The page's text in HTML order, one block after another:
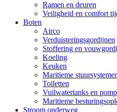
Ramen en deuren
Veiligheid en comfort
Boten
Airco
Verduisteringsgordijnen
Stoffering en
Koeling
Keuken
Maritieme
Toiletten
Vuilwatertanks en
Maritieme
Stroom onderweg